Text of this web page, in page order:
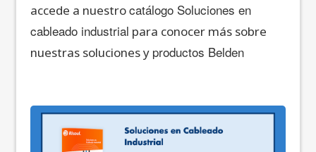
accede a nuestrocatálogo Soluciones en
cableado industrial para conocer más sobre
nuestras soluciones y productos Belden